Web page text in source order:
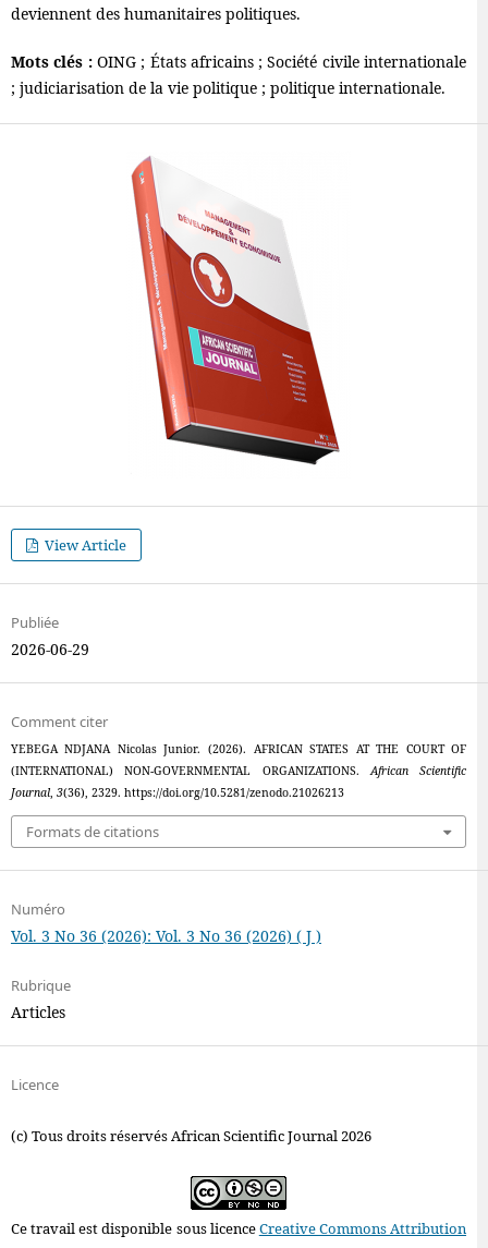
deviennent des humanitaires politiques.
Mots clés : OING ; États africains ; Société civile internationale
; judiciarisation de la vie politique ; politique internationale.
View Article
Publiée
2026-06-29
Comment citer
YEBEGA NDJANA Nicolas Junior. (2026). AFRICAN STATES AT THE COURT OF
(INTERNATIONAL) NON-GOVERNMENTAL ORGANIZATIONS.African Scientific
Journal, 3(36), 2329. https://doi.org/10.5281/zenodo.21026213
Formats de citations
Numéro
Vol. 3 No 36 (2026): Vol. 3 No 36 (2026) ( J )
Rubrique
Articles
Licence
(c) Tous droits réservés African Scientific Journal 2026
Ce travail est disponible sous licenceCreative Commons Attribution